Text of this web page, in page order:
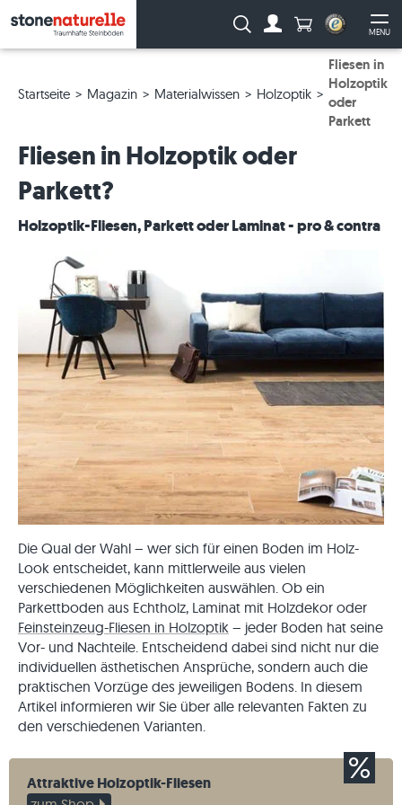
MENU
Suche: Anzahl
Startseite Magazin Materialwissen Holzoptik
Fliesen in
Holzoptik
oder
Parkett
Fliesen in Holzoptik oder
Parkett?
Holzoptik-Fliesen, Parkett oder Laminat - pro & contra
Die Qual der Wahl – wer sich für einen Boden im Holz-
Look entscheidet, kann mittlerweile aus vielen
verschiedenen Möglichkeiten auswählen. Ob ein
Parkettboden aus Echtholz, Laminat mit Holzdekor oder
Feinsteinzeug-Fliesen in Holzoptik – jeder Boden hat seine
Vor- und Nachteile. Entscheidend dabei sind nicht nur die
individuellen ästhetischen Ansprüche, sondern auch die
praktischen Vorzüge des jeweiligen Bodens. In diesem
Artikel informieren wir Sie über alle relevanten Fakten zu
den verschiedenen Varianten.
Attraktive Holzoptik-Fliesen